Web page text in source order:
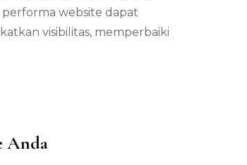
website dapat
visibilitas, memperbaiki
Anda